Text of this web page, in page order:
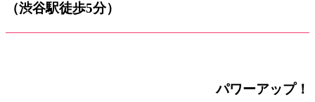
（渋谷駅徒歩5分）
パワーアップ！